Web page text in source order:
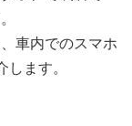
車内でのスマホ
ます。